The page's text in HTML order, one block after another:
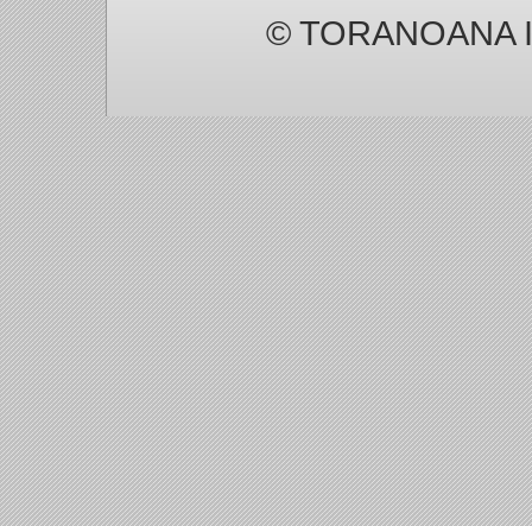
© TORANOANA